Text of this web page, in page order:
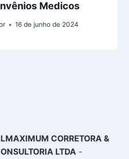
Medicos
16 de junho de 2024
CORRETORA &
LTDA -